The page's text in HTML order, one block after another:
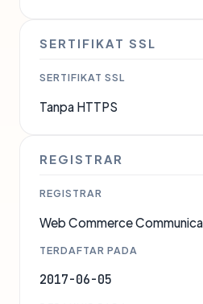
SERTIFIKAT SSL
SERTIFIKAT SSL
Tanpa HTTPS
REGISTRAR
REGISTRAR
Web Commerce
TERDAFTAR PADA
2017-06-05